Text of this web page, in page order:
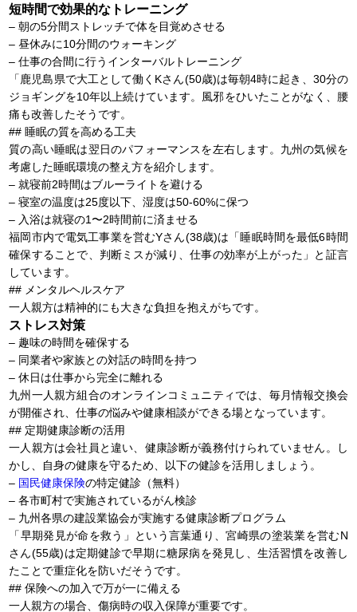
短時間で効果的なトレーニング
– 朝の5分間ストレッチで体を目覚めさせる
– 昼休みに10分間のウォーキング
– 仕事の合間に行うインターバルトレーニング
「鹿児島県で大工として働くKさん(50歳)は毎朝4時に起き、30分の
ジョギングを10年以上続けています。風邪をひいたことがなく、腰
痛も改善したそうです。
## 睡眠の質を高める工夫
質の高い睡眠は翌日のパフォーマンスを左右します。九州の気候を
考慮した睡眠環境の整え方を紹介します。
– 就寝前2時間はブルーライトを避ける
– 寝室の温度は25度以下、湿度は50-60%に保つ
– 入浴は就寝の1〜2時間前に済ませる
福岡市内で電気工事業を営むYさん(38歳)は「睡眠時間を最低6時間
確保することで、判断ミスが減り、仕事の効率が上がった」と証言
しています。
## メンタルヘルスケア
一人親方は精神的にも大きな負担を抱えがちです。
ストレス対策
– 趣味の時間を確保する
– 同業者や家族との対話の時間を持つ
– 休日は仕事から完全に離れる
九州一人親方組合のオンラインコミュニティでは、毎月情報交換会
が開催され、仕事の悩みや健康相談ができる場となっています。
## 定期健康診断の活用
一人親方は会社員と違い、健康診断が義務付けられていません。し
かし、自身の健康を守るため、以下の健診を活用しましょう。
– 国民健康保険の特定健診（無料）
– 各市町村で実施されているがん検診
– 九州各県の建設業協会が実施する健康診断プログラム
「早期発見が命を救う」という言葉通り、宮崎県の塗装業を営むN
さん(55歳)は定期健診で早期に糖尿病を発見し、生活習慣を改善し
たことで重症化を防いだそうです。
## 保険への加入で万が一に備える
一人親方の場合、傷病時の収入保障が重要です。